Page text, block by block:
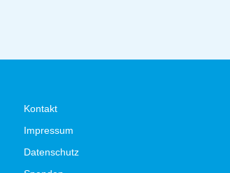
Kontakt
Impressum
Datenschutz